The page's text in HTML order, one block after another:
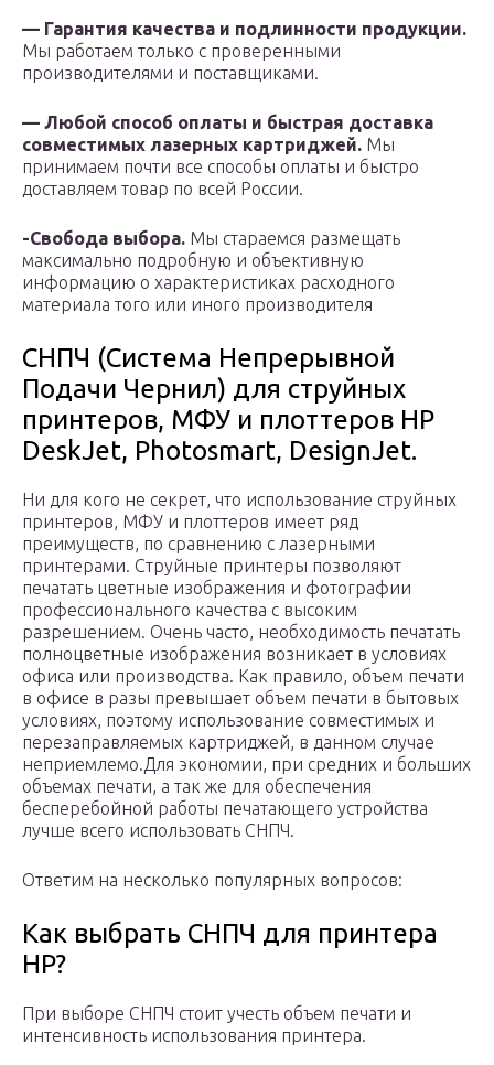
— Гарантия качества и подлинности продукции.
Мы работаем только с проверенными
производителями и поставщиками.
— Любой способ оплаты и быстрая доставка
совместимых лазерных картриджей. Мы
принимаем почти все способы оплаты и быстро
доставляем товар по всей России.
-Свобода выбора. Мы стараемся размещать
максимально подробную и объективную
информацию о характеристиках расходного
материала того или иного производителя
СНПЧ (Система Непрерывной
Подачи Чернил) для струйных
принтеров, МФУ и плоттеров HP
DeskJet, Photosmart, DesignJet.
Ни для кого не секрет, что использование струйных
принтеров, МФУ и плоттеров имеет ряд
преимуществ, по сравнению с лазерными
принтерами. Струйные принтеры позволяют
печатать цветные изображения и фотографии
профессионального качества с высоким
разрешением. Очень часто, необходимость печатать
полноцветные изображения возникает в условиях
офиса или производства. Как правило, объем печати
в офисе в разы превышает объем печати в бытовых
условиях, поэтому использование совместимых и
перезаправляемых картриджей, в данном случае
неприемлемо.Для экономии, при средних и больших
объемах печати, а так же для обеспечения
бесперебойной работы печатающего устройства
лучше всего использовать СНПЧ.
Ответим на несколько популярных вопросов:
Как выбрать СНПЧ для принтера
HP?
При выборе СНПЧ стоит учесть объем печати и
интенсивность использования принтера.